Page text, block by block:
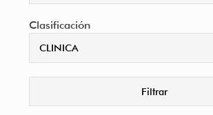
CONTÁCTENOS
Clasificación